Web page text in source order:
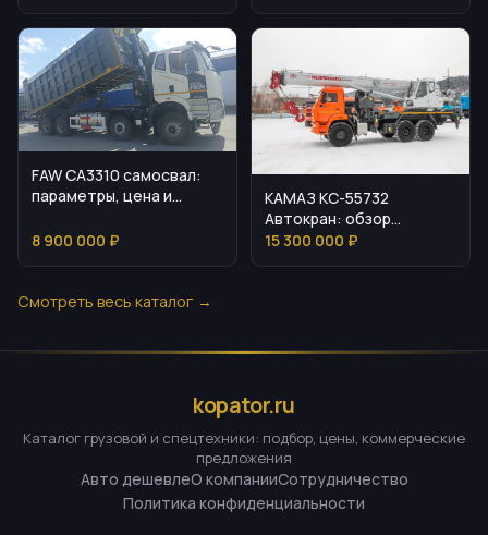
FAW CA3310 самосвал:
параметры, цена и
нюансы
8 900 000 ₽
КАМАЗ КС-55732
Автокран: обзор
возможностей и
15 300 000 ₽
Смотреть весь каталог →
kopator.ru
Каталог грузовой и спецтехники: подбор, цены, коммерческие
предложения
Авто дешевлеО компанииСотрудничество
Политика конфиденциальности